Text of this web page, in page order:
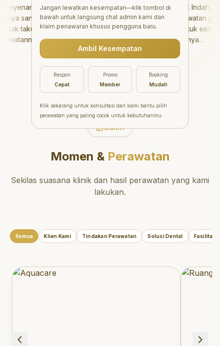
sangat baik
takut sama
tidak
setelahnya.
ke dokter
"Aesthetic Pondok Indah
menawarkan perawatan gigi
yang luar biasa untuk semua
orang. Dokter giginya
profesional, ramah, dan
meluangkan waktu untuk
mengedukasi pasien tentang
kesehatan gigi dan mulut
yang baik. Klinik ini terletak di
daerah yang strategis,
sehingga nyaman untuk
direkomendasikan untuk
dan berkualitas!
Galeri
Momen &Perawatan
Sekilas suasana klinik dan hasil perawatan yang kami
lakukan.
Semua Klien Kami Tindakan Perawatan Solusi Dental Fasilitas
Jangan lewatkan kesempatan—klik tombol di
bawah untuk langsung chat admin kami dan
klaim penawaran khusus pengguna baru.
Ambil Kesempatan
Respon
Cepat
Promo
Member
Booking
Mudah
Klik sekarang untuk konsultasi dan kami bantu pilih
perawatan yang paling cocok untuk kebutuhanmu.